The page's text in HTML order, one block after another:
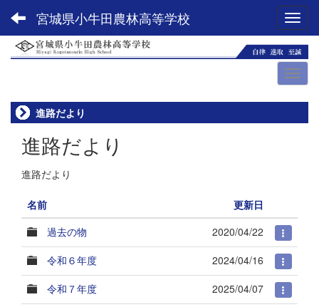
宮城県小牛田農林高等学校
進路だより
進路だより
進路だより
名前
更新日
過去の物
2020/04/22
令和６年度
2024/04/16
令和７年度
2025/04/07